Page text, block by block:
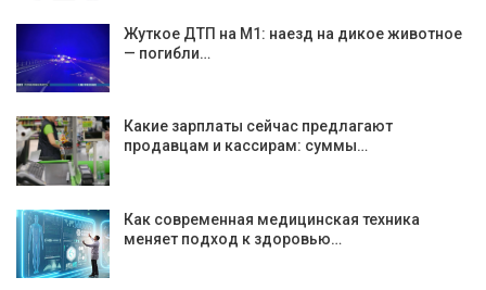
Жуткое ДТП на М1: наезд на дикое животное
— погибли…
Какие зарплаты сейчас предлагают
продавцам и кассирам: суммы…
Как современная медицинская техника
меняет подход к здоровью…